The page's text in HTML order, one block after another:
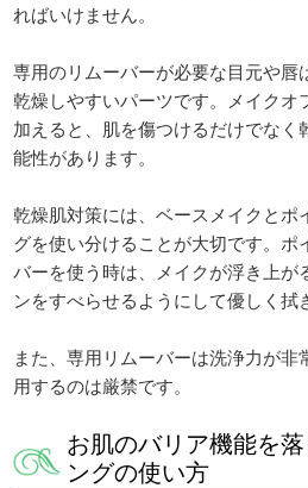
ればいけません。
専用のリムーバーが必要な目元や唇
乾燥しやすいパーツです。メイクオ
加えると、肌を傷つけるだけでなく
能性があります。
乾燥肌対策には、ベースメイクとポ
グを使い分けることが大切です。ポ
バーを使う時は、メイクが浮き上が
ンをすべらせるようにして優しく拭
また、専用リムーバーは洗浄力が非
用するのは厳禁です。
お肌のバリア機能を
ングの使い方